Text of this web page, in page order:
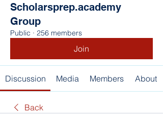
Scholarsprep.academy
Group
Public · 256 members
Join
Discussion Media Members About
Back